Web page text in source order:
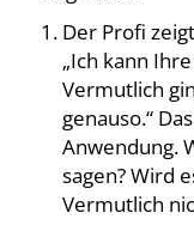
Der Profi
„Ich kann
Vermutlich
genauso.“
Anwendung.
sagen? Wird
Vermutlich